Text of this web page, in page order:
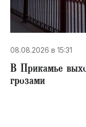
08.08.2026 в 15:31
В Прикамье
грозами